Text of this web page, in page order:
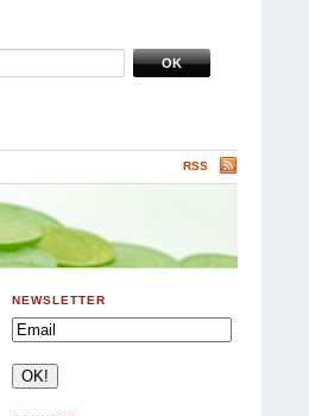
RSS
NEWSLETTER